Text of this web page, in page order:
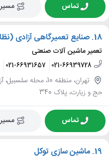
تماس
18. صنایع تعمیرگاهی آزادی
تعمیر ماشین آلات صنعتی
021-66939728
021-66931657
تهران، منطقه 10، محله
حج و زیارت، پلاک 340
تماس
19. ماشین سازی توکل